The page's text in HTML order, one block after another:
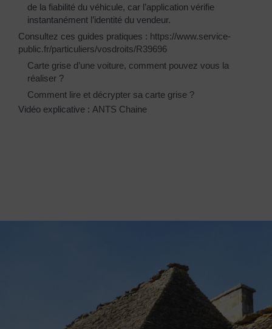
de la fiabilité du véhicule, car l’application vérifie
instantanément l’identité du vendeur.
Consultez ces guides pratiques : https://www.service-
public.fr/particuliers/vosdroits/R39696
Carte grise d’une voiture, comment pouvez vous la
réaliser ?
Comment lire et décrypter sa carte grise ?
Vidéo explicative : ANTS Chaine